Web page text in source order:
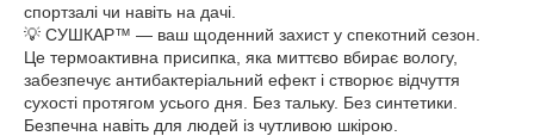
спортзалі чи навіть на дачі.
💡 СУШКАР™ — ваш щоденний захист у спекотний сезон.
Це термоактивна присипка, яка миттєво вбирає вологу,
забезпечує антибактеріальний ефект і створює відчуття
сухості протягом усього дня. Без тальку. Без синтетики.
Безпечна навіть для людей із чутливою шкірою.